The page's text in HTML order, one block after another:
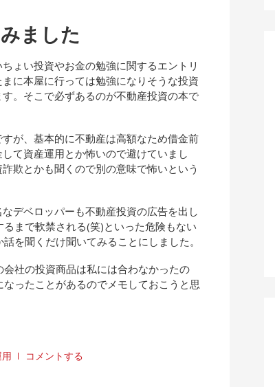
ました
ょい投資やお金の勉強に関するエントリ
に本屋に行っては勉強になりそうな投資
。そこで必ずあるのが不動産投資の本で
が、基本的に不動産は高額なため借金前
て資産運用とか怖いので避けていまし
欺とかも聞くので別の意味で怖いという
デベロッパーも不動産投資の広告を出し
まで軟禁される(笑)といった危険もない
を聞くだけ聞いてみることにしました。
社の投資商品は私には合わなかったの
ったことがあるのでメモしておこうと思
コメントする